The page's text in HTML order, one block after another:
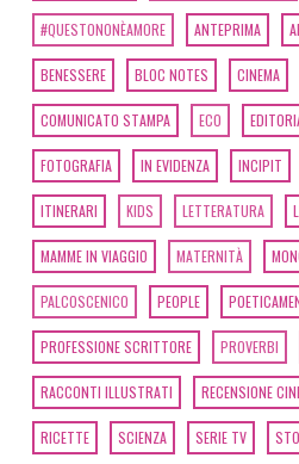
#QUESTONONÈAMORE ANTEPRIMA
BENESSERE BLOC NOTES CINEMA
COMUNICATO STAMPA ECO
FOTOGRAFIA IN EVIDENZA INCIPIT
ITINERARI KIDS LETTERATURA
MAMME IN VIAGGIO MATERNITÀ
PALCOSCENICO PEOPLE
PROFESSIONE SCRITTORE PROVERBI
RACCONTI ILLUSTRATI RECENSIONE
RICETTE SCIENZA SERIE TV